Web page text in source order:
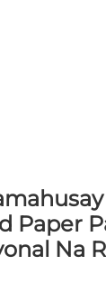
Paper
Na